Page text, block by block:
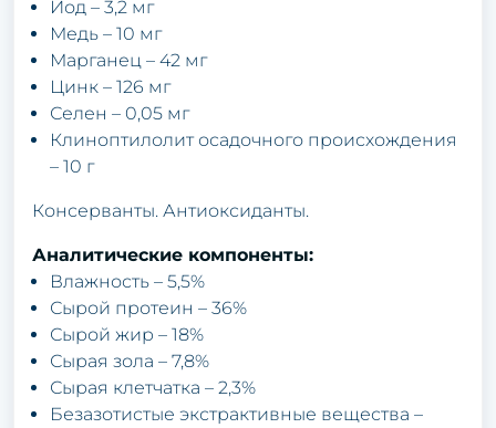
Йод – 3,2 мг
Медь – 10 мг
Марганец – 42 мг
Цинк – 126 мг
Селен – 0,05 мг
Клиноптилолит осадочного происхождения
– 10 г
Консерванты. Антиоксиданты.
Аналитические компоненты:
Влажность – 5,5%
Сырой протеин – 36%
Сырой жир – 18%
Сырая зола – 7,8%
Сырая клетчатка – 2,3%
Безазотистые экстрактивные вещества –